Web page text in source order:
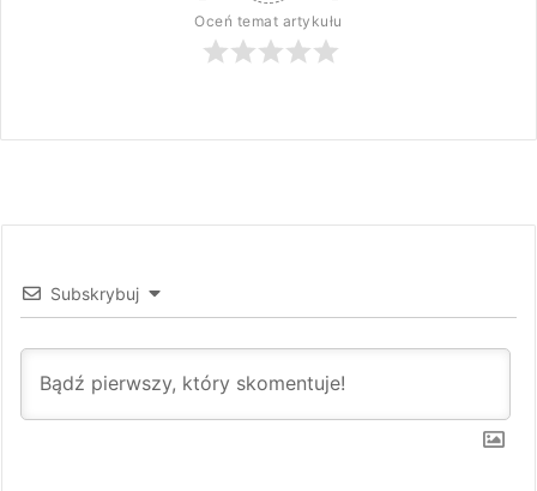
Oceń temat artykułu
Subskrybuj